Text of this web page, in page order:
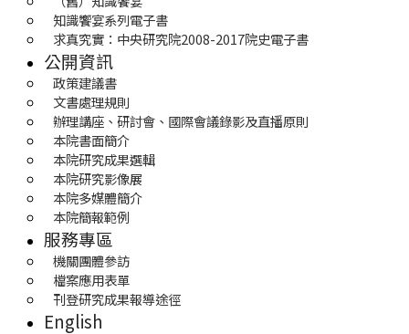
知識饗宴系列電子書
求真究實：中央研究院2008-2017院史電子書
公開資訊
政策建議書
文書處理規則
辦理講座、研討會、國際會議錄影及直播原則
本院書面簡介
本院研究成果選輯
本院研究影像展
本院多媒體簡介
本院簡報範例
服務專區
機關團體參訪
檔案應用表單
刊登研究成果報導途徑
English